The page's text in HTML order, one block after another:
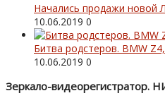
Начались продажи новой
10.06.2019 0
Битва родстеров. BMW
10.06.2019 0
Зеркало-видеорегистратор.